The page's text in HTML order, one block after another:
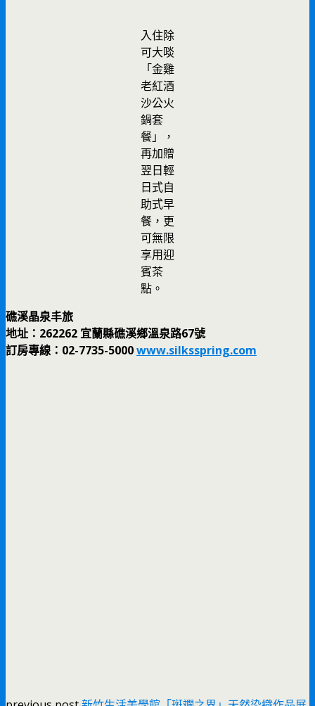
入住除
可大啖
「金雞
老紅酒
沙公火
鍋套
餐」，
再加贈
翌日輕
日式自
助式早
餐，更
可無限
享用迎
賓茶
點。
礁溪晶泉丰旅
地址：262262 宜蘭縣礁溪鄉溫泉路67號
訂房專線：02-7735-5000www.silksspring.com